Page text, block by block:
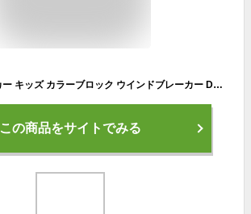
[アディダス] パーカー キッズ カラーブロック ウインドブレーカー DK322 カーボン/ブラック/ミディアムグレーヘザー ソリッドグレー(HF1821) J140
この商品をサイトでみる